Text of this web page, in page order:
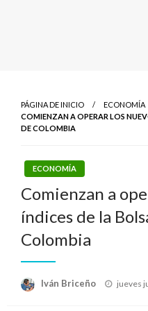
PÁGINA DE INICIO
ECONOMÍA
COMIENZAN A OPERAR LOS
DE COLOMBIA
ECONOMÍA
Comienzan a
índices de la
Colombia
Iván Briceño jueves